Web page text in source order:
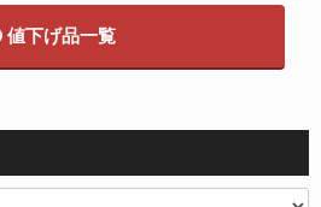
値下げ品一覧